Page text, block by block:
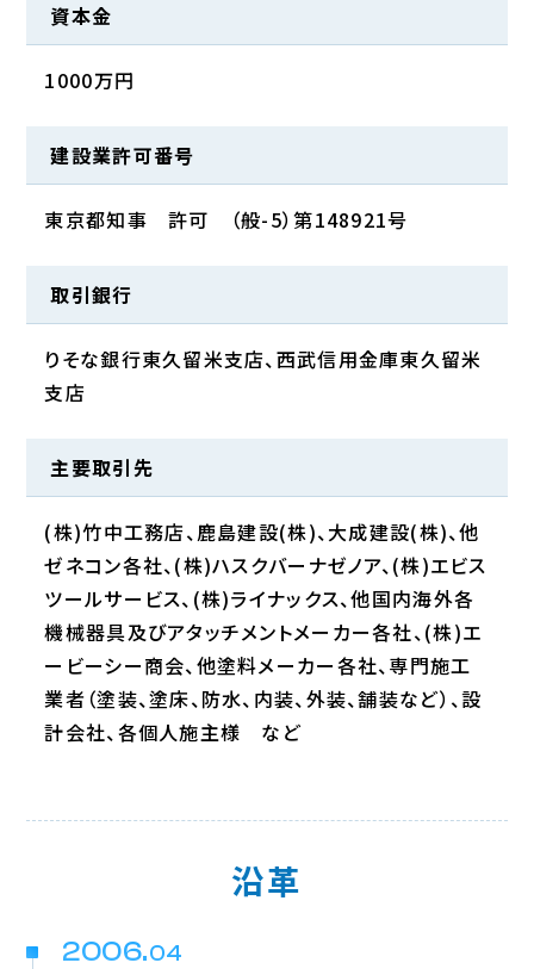
資本金
1000万円
建設業許可番号
東京都知事 許可 （般-5）第148921号
取引銀行
りそな銀行東久留米支店、西武信用金庫東久留米
支店
主要取引先
(株)竹中工務店、鹿島建設(株)、大成建設(株)、他
ゼネコン各社、(株)ハスクバーナゼノア、(株)エビス
ツールサービス、(株)ライナックス、他国内海外各
機械器具及びアタッチメントメーカー各社、(株)エ
ービーシー商会、他塗料メーカー各社、専門施工
業者（塗装、塗床、防水、内装、外装、舗装など）、設
計会社、各個人施主様 など
沿革
2006.04